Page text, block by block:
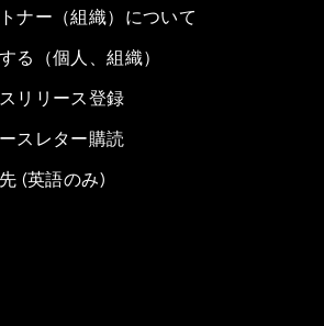
ナー（組織）について
る（個人、組織）
リリース登録
スレター購読
(英語のみ)